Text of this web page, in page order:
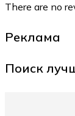
There are no
Реклама
Поиск